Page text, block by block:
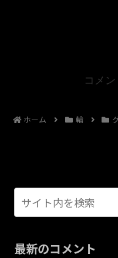
コメ
ホーム 輪
最新のコメント